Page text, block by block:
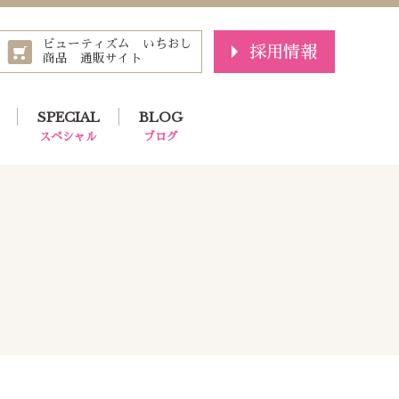
ビューティズム いちおし
商品 通販サイト
採用情報
SPECIAL
スペシャル
BLOG
ブログ